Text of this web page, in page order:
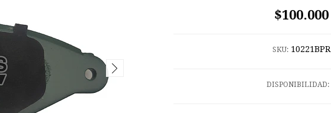
$100.000
SKU: 10221BPR
DISPONIBILIDAD: